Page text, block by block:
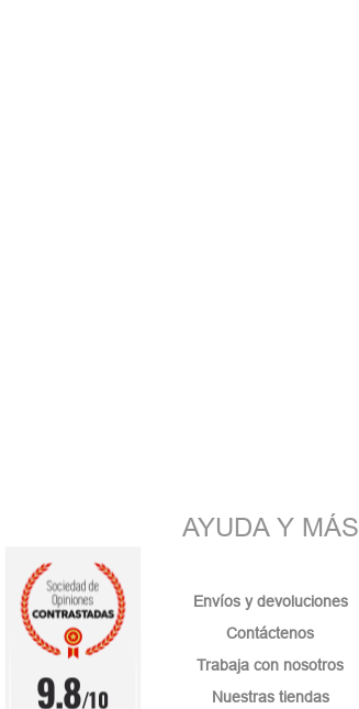
AYUDA Y MÁS
Envíos y devoluciones
Contáctenos
Trabaja con nosotros
Nuestras tiendas
9.8/10